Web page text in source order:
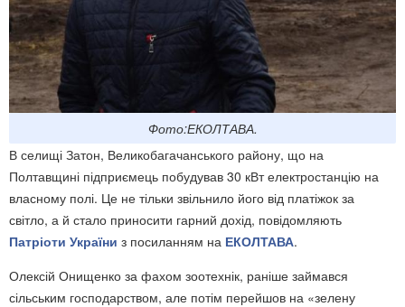
Фото:ЕКОЛТАВА.
В селищі Затон, Великобагачанського району, що на
Полтавщині підприємець побудував 30 кВт електростанцію на
власному полі. Це не тільки звільнило його від платіжок за
світло, а й стало приносити гарний дохід, повідомляють
Патріоти України з посиланням на ЕКОЛТАВА.
Олексій Онищенко за фахом зоотехнік, раніше займався
сільським господарством, але потім перейшов на «зелену